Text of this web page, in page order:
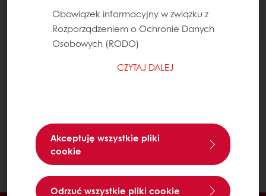
DZIĘKUJEMY!
POBIERZ E-BOOK
Obowiązek informacyjny w związku z
Rozporządzeniem o Ochronie Danych
Osobowych (RODO)
CZYTAJ DALEJ
Akceptuję wszystkie pliki
cookie
Odrzuć wszystkie pliki cookie